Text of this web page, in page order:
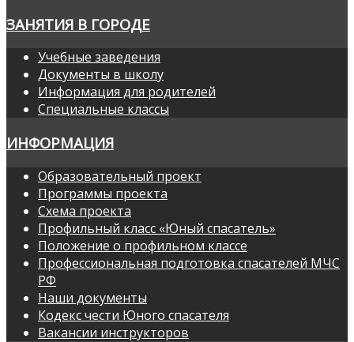
ЗАНЯТИЯ В ГОРОДЕ
Учебные заведения
Документы в школу
Информация для родителей
Специальные классы
ИНФОРМАЦИЯ
Образовательный проект
Программы проекта
Схема проекта
Профильный класс «Юный спасатель»
Положение о профильном классе
Профессиональная подготовка спасателей МЧС
РФ
Наши документы
Кодекс чести Юного спасателя
Вакансии инструкторов